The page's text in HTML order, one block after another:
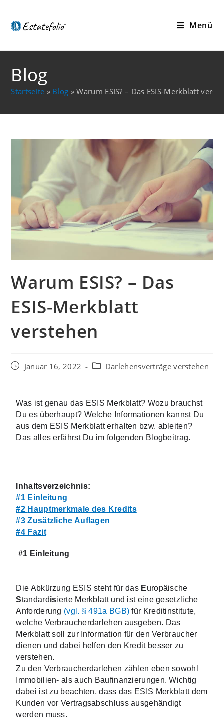
Menü
Blog
Startseite » Blog »Warum ESIS? – Das ESIS-Merkblatt
Warum ESIS? – Das
ESIS-Merkblatt
verstehen
Januar 16, 2022 Darlehensverträge verstehen
Was ist genau das ESIS Merkblatt? Wozu brauchst
Du es überhaupt? Welche Informationen kannst Du
aus dem ESIS Merkblatt erhalten bzw. ableiten?
Das alles erfährst Du im folgenden Blogbeitrag.
Inhaltsverzeichnis:
#1 Einleitung
#2 Hauptmerkmale des Kredits
#3 Zusätzliche Auflagen
#4 Fazit
#1 Einleitung
Die Abkürzung ESIS steht für das E
Standardisierte Merkblatt und ist eine gesetzliche
Anforderung (vgl. § 491a BGB) für Kreditinstitute,
welche Verbraucherdarlehen ausgeben. Das
Merkblatt soll zur Information für den Verbraucher
dienen und dabei helfen den Kredit besser zu
verstehen.
Zu den Verbraucherdarlehen zählen eben sowohl
Immobilien- als auch Baufinanzierungen. Wichtig
dabei ist zu beachten, dass das ESIS Merkblatt dem
Kunden vor Vertragsabschluss ausgehändigt
werden muss.